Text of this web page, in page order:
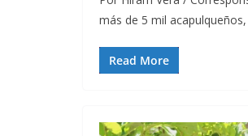
más de 5 mil acapulqueños,
Read More